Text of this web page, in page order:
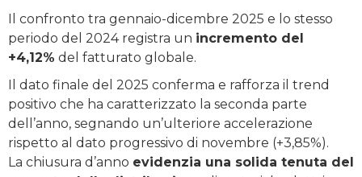
Il confronto tra gennaio-dicembre 2025 e lo stesso
periodo del 2024 registra un incremento del
+4,12% del fatturato globale.
Il dato finale del 2025 conferma e rafforza il trend
positivo che ha caratterizzato la seconda parte
dell’anno, segnando un’ulteriore accelerazione
rispetto al dato progressivo di novembre (+3,85%).
La chiusura d’anno evidenzia una solida tenuta del